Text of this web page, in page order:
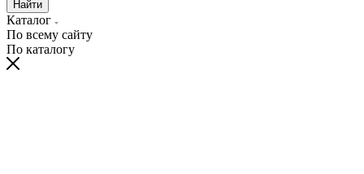
Найти
Каталог
По всему сайту
По каталогу